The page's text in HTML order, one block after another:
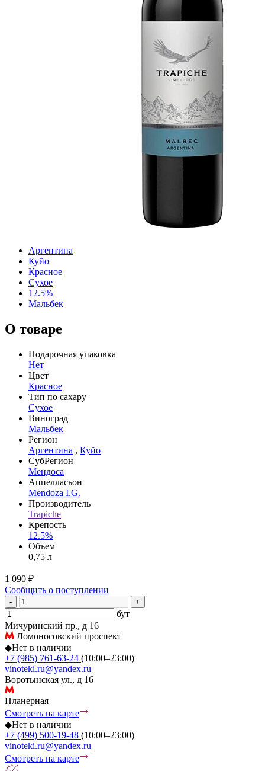
Аргентина
Куйо
Красное
Сухое
12.5%
Мальбек
О товаре
Подарочная упаковка
Нет
Цвет
Красное
Тип по сахару
Сухое
Виноград
Мальбек
Регион
Аргентина , Куйо
СубРегион
Мендоса
Аппелласьон
Mendoza I.G.
Производитель
Trapiche
Крепость
12.5%
Объем
0,75 л
1 090 ₽
Сообщить о поступлении
- +
бут
Мичуринский пр., д 16
Ломоносовский проспект
◆Нет в наличии
+7 (985) 761-63-24 (10:00–23:00)
vinoteki.ru@yandex.ru
Воротынская ул., д 16
Планерная
Смотреть на карте
◆Нет в наличии
+7 (499) 500-19-48 (10:00–23:00)
vinoteki.ru@yandex.ru
Смотреть на карте